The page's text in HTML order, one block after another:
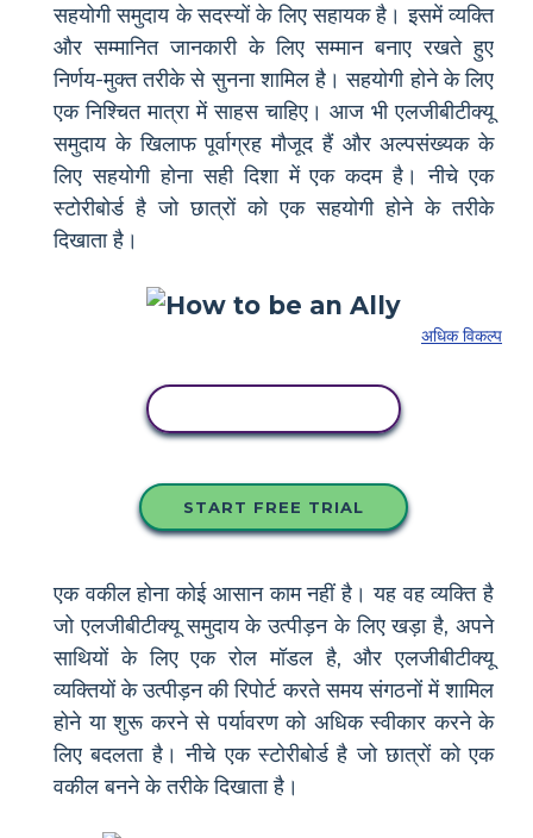
सहयोगी समुदाय के सदस्यों के लिए सहायक है। इसमें व्यक्ति
और सम्मानित जानकारी के लिए सम्मान बनाए रखते हुए
निर्णय-मुक्त तरीके से सुनना शामिल है। सहयोगी होने के लिए
एक निश्चित मात्रा में साहस चाहिए। आज भी एलजीबीटीक्यू
समुदाय के खिलाफ पूर्वाग्रह मौजूद हैं और अल्पसंख्यक के
लिए सहयोगी होना सही दिशा में एक कदम है। नीचे एक
स्टोरीबोर्ड है जो छात्रों को एक सहयोगी होने के तरीके
दिखाता है।
अधिक विकल्प
START FREE TRIAL
एक वकील होना कोई आसान काम नहीं है। यह वह व्यक्ति है
जो एलजीबीटीक्यू समुदाय के उत्पीड़न के लिए खड़ा है, अपने
साथियों के लिए एक रोल मॉडल है, और एलजीबीटीक्यू
व्यक्तियों के उत्पीड़न की रिपोर्ट करते समय संगठनों में शामिल
होने या शुरू करने से पर्यावरण को अधिक स्वीकार करने के
लिए बदलता है। नीचे एक स्टोरीबोर्ड है जो छात्रों को एक
वकील बनने के तरीके दिखाता है।